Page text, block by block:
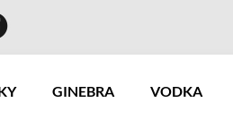
GINEBRA VODKA